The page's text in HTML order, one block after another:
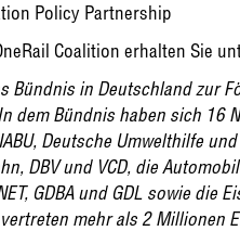
Policy Partnership
Coalition erhalten Sie
Bündnis in Deutschland zur
dem Bündnis haben sich 16
Deutsche Umwelthilfe
DBV und VCD, die
GDBA und GDL sowie die
mehr als 2 Millionen